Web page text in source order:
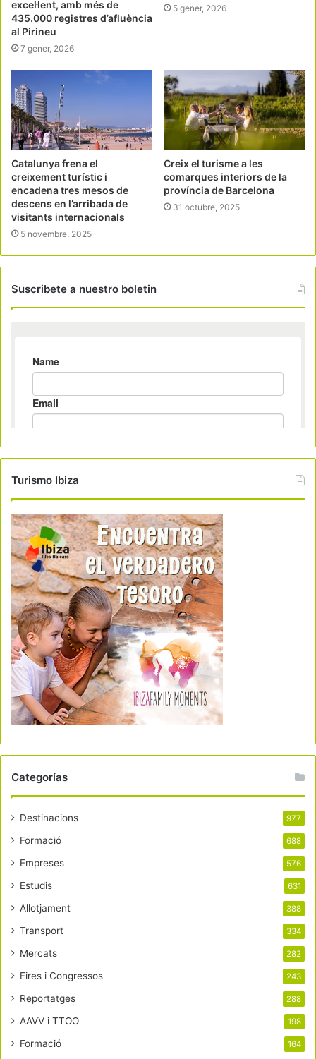
excel·lent, amb més de
435.000 registres d’afluència
al Pirineu
7 gener, 2026
5 gener, 2026
Catalunya frena el
creixement turístic i
encadena tres mesos de
descens en l’arribada de
visitants internacionals
5 novembre, 2025
Creix el turisme a les
comarques interiors de la
província de Barcelona
31 octubre, 2025
Suscribete a nuestro boletin
Turismo Ibiza
Categorías
Destinacions 977
Formació 688
Empreses 576
Estudis 631
Allotjament 388
Transport 334
Mercats 282
Fires i Congressos 243
Reportatges 288
AAVV i TTOO 198
Formació 164